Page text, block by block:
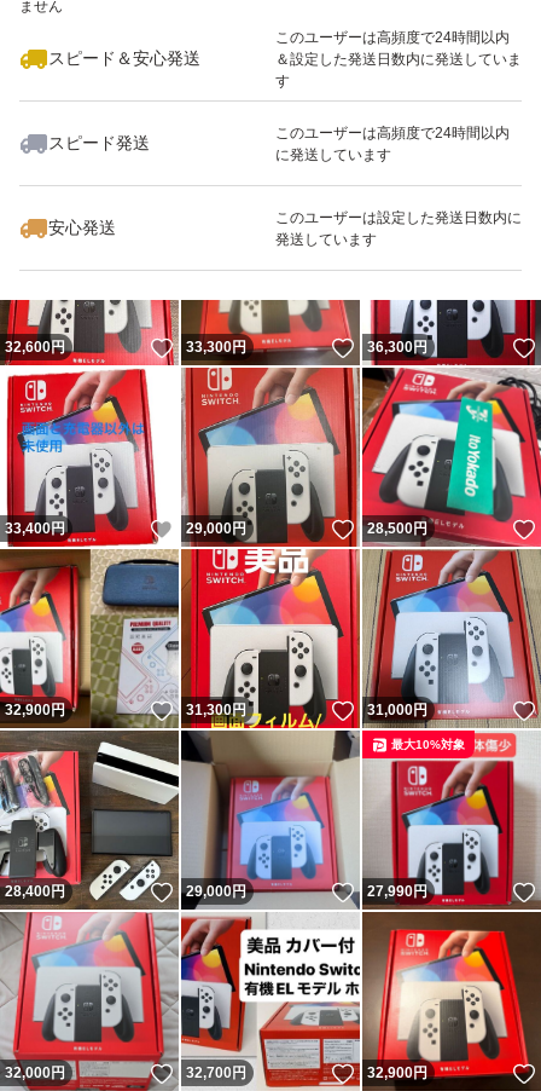
ません
スピード＆安心発送
このユーザーは高頻度で24時間以内
＆設定した発送日数内に発送していま
す
スピード発送
このユーザーは高頻度で24時間以内
に発送しています
安心発送
このユーザーは設定した発送日数内に
発送しています
いいね！
27,000
32,600円 いいね！
33,300円 いいね！
36,300円
33,400円 いいね！
29,000円 いいね！
28,500円
32,900円 いいね！
31,300円 いいね！
31,000円
28,400円 いいね！
29,000円 いいね！
27,990円
最大10%対象
32,000円 いいね！
32,700円 いいね！
32,900円